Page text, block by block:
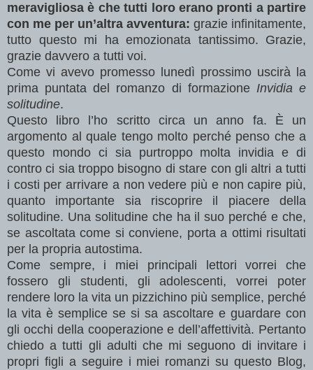
meravigliosa è che tutti loro erano pronti a partire
con me per un’altra avventura: grazie infinitamente,
tutto questo mi ha emozionata tantissimo. Grazie,
grazie davvero a tutti voi.
Come vi avevo promesso lunedì prossimo uscirà la
prima puntata del romanzo di formazione Invidia e
solitudine.
Questo libro l’ho scritto circa un anno fa. È un
argomento al quale tengo molto perché penso che a
questo mondo ci sia purtroppo molta invidia e di
contro ci sia troppo bisogno di stare con gli altri a tutti
i costi per arrivare a non vedere più e non capire più,
quanto importante sia riscoprire il piacere della
solitudine. Una solitudine che ha il suo perché e che,
se ascoltata come si conviene, porta a ottimi risultati
per la propria autostima.
Come sempre, i miei principali lettori vorrei che
fossero gli studenti, gli adolescenti, vorrei poter
rendere loro la vita un pizzichino più semplice, perché
la vita è semplice se si sa ascoltare e guardare con
gli occhi della cooperazione e dell’affettività. Pertanto
chiedo a tutti gli adulti che mi seguono di invitare i
propri figli a seguire i miei romanzi su questo Blog,